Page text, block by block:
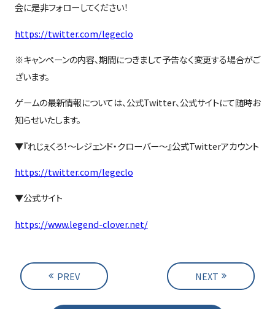
会に是非フォローしてください！
https://twitter.com/legeclo
※キャンペーンの内容、期間につきまして予告なく変更する場合がご
ざいます。
ゲームの最新情報については、公式Twitter、公式サイトにて随時お
知らせいたします。
▼『れじぇくろ！～レジェンド・クローバー～』公式Twitterアカウント
https://twitter.com/legeclo
▼公式サイト
https://www.legend-clover.net/
PREV NEXT